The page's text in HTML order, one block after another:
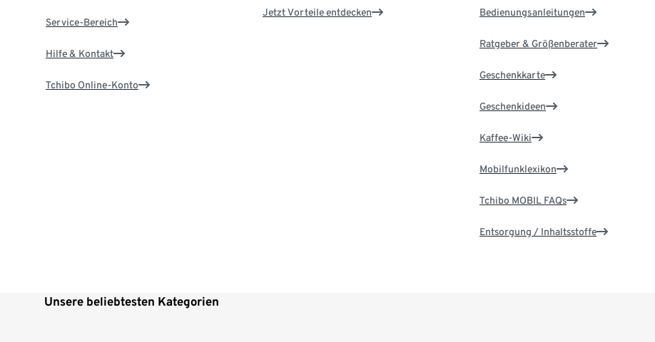
Service-Bereich
Hilfe & Kontakt
Tchibo Online-Konto
Jetzt Vorteile entdecken Bedienungsanleitungen
Ratgeber & Größenberater
Geschenkkarte
Geschenkideen
Kaffee-Wiki
Mobilfunklexikon
Tchibo MOBIL FAQs
Entsorgung / Inhaltsstoffe
Unsere beliebtesten Kategorien